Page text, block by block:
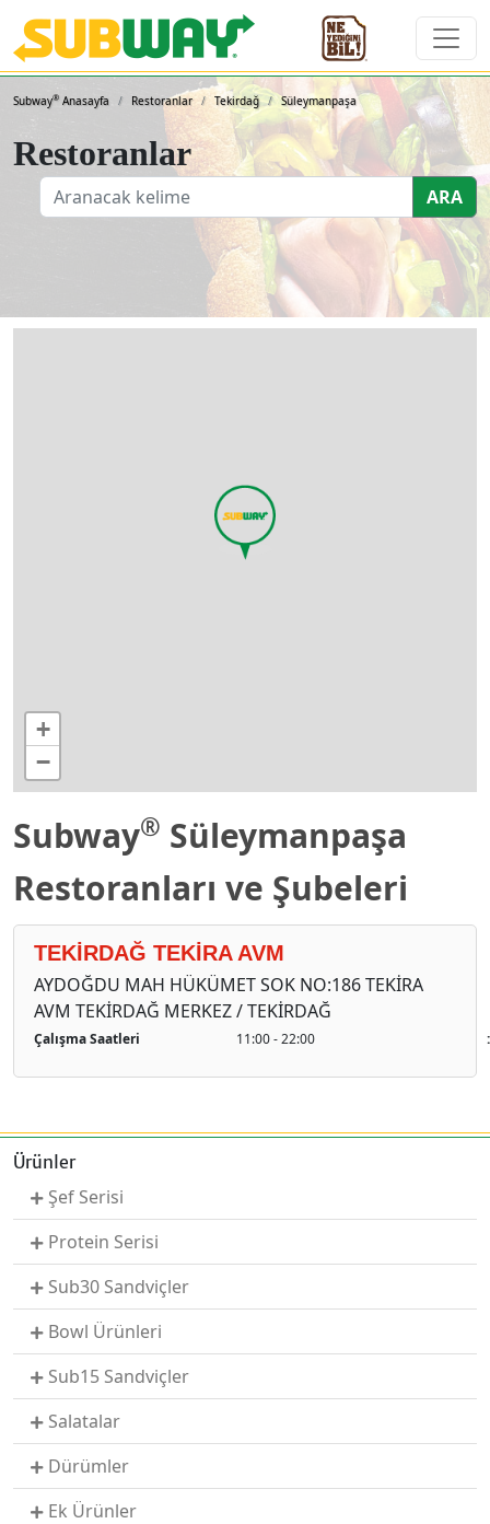
Subway Sandviçleri
Subway® Anasayfa Restoranlar Tekirdağ Süleymanpaşa
Restoranlar
ARA
+
−
Subway® Süleymanpaşa
Restoranları ve Şubeleri
TEKİRDAĞ TEKİRA AVM
AYDOĞDU MAH HÜKÜMET SOK NO:186 TEKİRA
AVM TEKİRDAĞ MERKEZ / TEKİRDAĞ
Çalışma Saatleri 11:00 - 22:00
Ürünler
Şef Serisi
Protein Serisi
Sub30 Sandviçler
Bowl Ürünleri
Sub15 Sandviçler
Salatalar
Dürümler
Ek Ürünler